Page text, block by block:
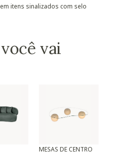
itens sinalizados com selo
vai
MESAS DE CENTRO